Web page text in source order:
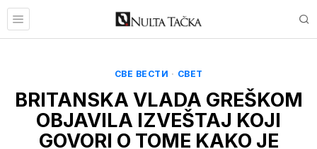
СВЕ ВЕСТИ · СВЕТ
BRITANSKA VLADA GREŠKOM
OBJAVILA IZVEŠTAJ KOJI
GOVORI O TOME KAKO JE